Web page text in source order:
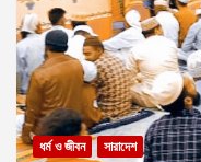
ধর্ম ও জীবন সারাদেশ